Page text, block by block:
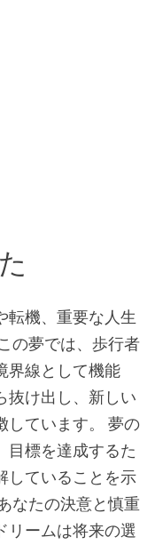
転機、重要な人生
の夢では、歩行者
界線として機能
抜け出し、新しい
しています。 夢の
目標を達成するた
していることを示
なたの決意と慎重
リームは将来の選